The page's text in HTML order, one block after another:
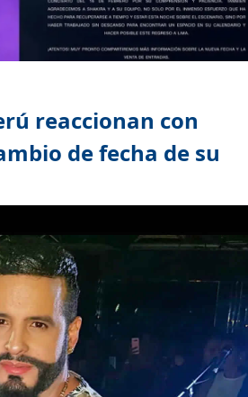
reaccionan con
de fecha de su